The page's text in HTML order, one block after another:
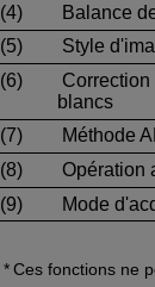
(4)
Balance
(5)
Style
(6)
blancs
(7)
Méthode
(8)
Opération
(9)
Mode
Ces fonctions ne